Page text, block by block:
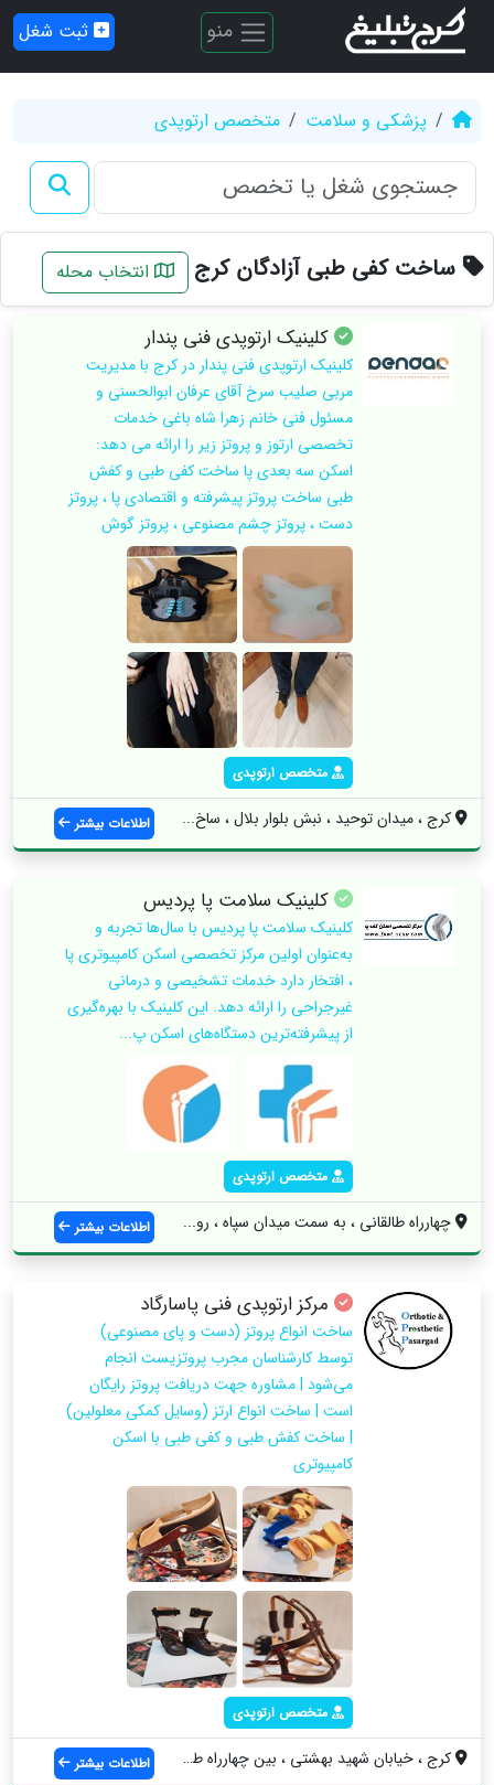
منو ثبت شغل
پزشکی و سلامت متخصص ارتوپدی
ساخت کفی طبی آزادگان کرج انتخاب محله
کلینیک ارتوپدی فنی پندار
کلینیک ارتوپدی فنی پندار در کرج با مدیریت
مربی صلیب سرخ آقای عرفان ابوالحسنی و
مسئول فنی خانم زهرا شاه باغی خدمات
تخصصی ارتوز و پروتز زیر را ارائه می دهد:
اسکن سه بعدی پا ساخت کفی طبی و کفش
طبی ساخت پروتز پیشرفته و اقتصادی پا ، پروتز
دست ، پروتز چشم مصنوعی ، پروتز گوش
متخصص ارتوپدی
کرج ، میدان توحید ، نبش بلوار بلال ، ساخ... اطلاعات بیشتر
کلینیک سلامت پا پردیس
کلینیک سلامت پا پردیس با سال‌ها تجربه و
به‌عنوان اولین مرکز تخصصی اسکن کامپیوتری پا
، افتخار دارد خدمات تشخیصی و درمانی
غیرجراحی را ارائه دهد. این کلینیک با بهره‌گیری
از پیشرفته‌ترین دستگاه‌های اسکن پ...
متخصص ارتوپدی
چهارراه طالقانی ، به سمت میدان سپاه ، رو... اطلاعات بیشتر
مرکز ارتوپدی فنی پاسارگاد
ساخت انواع پروتز (دست و پای مصنوعی)
توسط کارشناسان مجرب پروتزیست انجام
می‌شود | مشاوره جهت دریافت پروتز رایگان
است | ساخت انواع ارتز (وسایل کمکی معلولین)
| ساخت کفش طبی و کفی طبی با اسکن
کامپیوتری
متخصص ارتوپدی
کرج ، خیابان شهید بهشتی ، بین چهارراه طا... اطلاعات بیشتر